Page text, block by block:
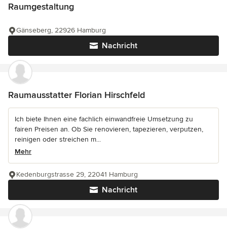
Raumgestaltung
Nachricht
Gänseberg, 22926 Hamburg
Raumausstatter Florian Hirschfeld
Ich biete Ihnen eine fachlich einwandfreie Umsetzung zu
fairen Preisen an. Ob Sie renovieren, tapezieren, verputzen,
reinigen oder streichen m...
Mehr
Nachricht
Kedenburgstrasse 29, 22041 Hamburg